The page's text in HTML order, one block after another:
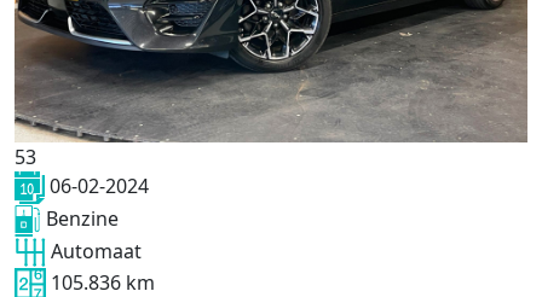
53
06-02-2024
Benzine
Automaat
105.836 km